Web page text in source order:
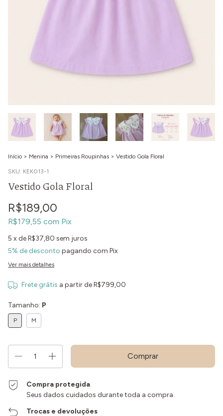
Início > Menina > Primeiras Roupinhas > Vestido Gola Floral
SKU: KEK013-1
Vestido Gola Floral
R$189,00
R$179,55 com Pix
5 x deR$37,80 sem juros
5% de desconto pagando com Pix
Ver mais detalhes
Frete grátis a partir deR$799,00
Tamanho: P
P M
Compra protegida
Seus dados cuidados durante toda a compra.
Trocas e devoluções